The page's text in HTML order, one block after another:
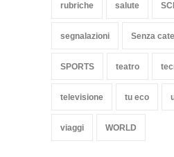
rubriche salute
segnalazioni Senza
SPORTS teatro
televisione tu eco
viaggi WORLD